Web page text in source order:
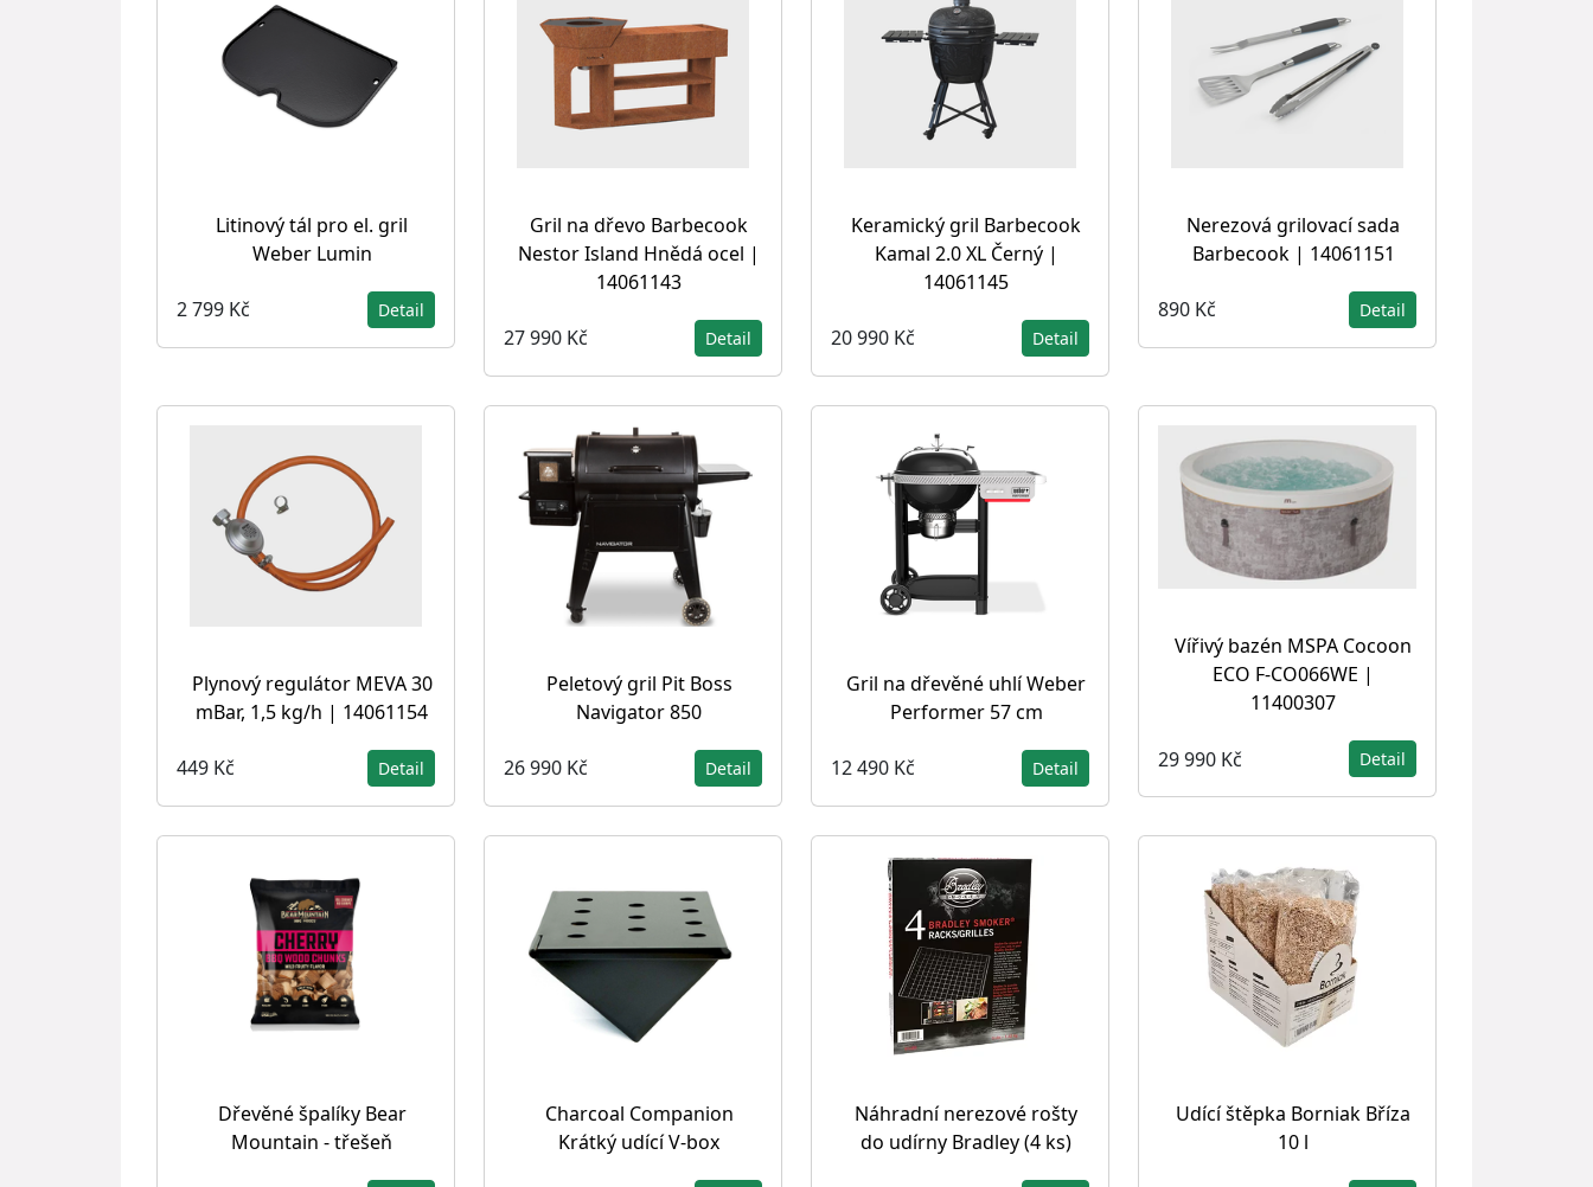
Litinový tál pro el. gril
Weber Lumin
2 799 Kč Detail
Gril na dřevo Barbecook
Nestor Island Hnědá ocel |
14061143
27 990 Kč Detail
Keramický gril Barbecook
Kamal 2.0 XL Černý |
14061145
20 990 Kč Detail
Nerezová grilovací sada
Barbecook | 14061151
890 Kč Detail
Plynový regulátor MEVA 30
mBar, 1,5 kg/h | 14061154
449 Kč Detail
Peletový gril Pit Boss
Navigator 850
26 990 Kč Detail
Gril na dřevěné uhlí Weber
Performer 57 cm
12 490 Kč Detail
Vířivý bazén MSPA Cocoon
ECO F-CO066WE |
11400307
29 990 Kč Detail
Dřevěné špalíky Bear
Mountain - třešeň
Charcoal Companion
Krátký udící V-box
Náhradní nerezové rošty
do udírny Bradley (4 ks)
Udící štěpka Borniak Bříza
10 l